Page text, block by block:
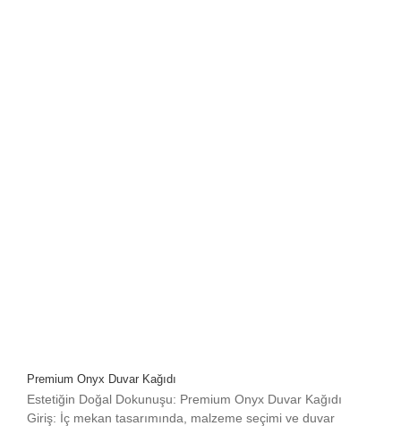
Premium Onyx Duvar Kağıdı
Estetiğin Doğal Dokunuşu: Premium Onyx Duvar Kağıdı
Giriş: İç mekan tasarımında, malzeme seçimi ve duvar